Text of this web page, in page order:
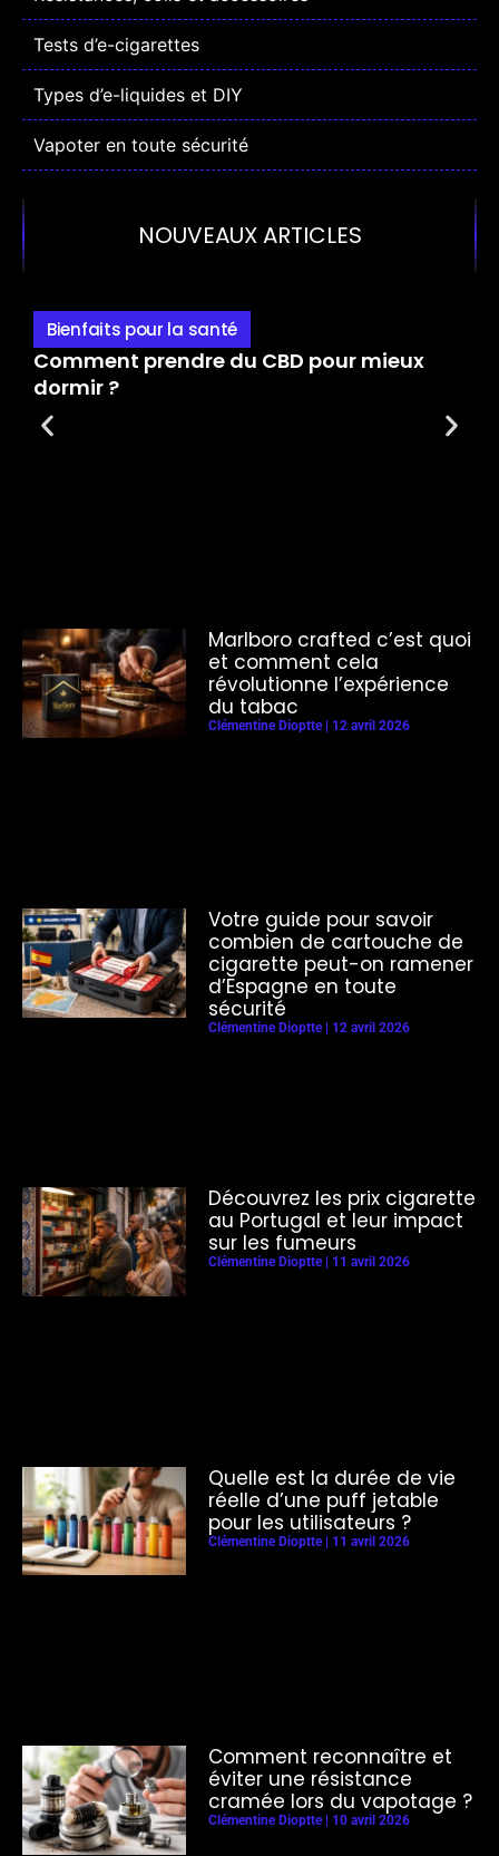
Tests d’e-cigarettes
Types d’e-liquides et DIY
Vapoter en toute sécurité
NOUVEAUX ARTICLES
Bienfaits pour la santé
Comment prendre du CBD pour mieux
dormir ?
Marlboro crafted c’est quoi
et comment cela
révolutionne l’expérience
du tabac
Clémentine Dioptte 12 avril 2026
Votre guide pour savoir
combien de cartouche de
cigarette peut-on ramener
d’Espagne en toute
sécurité
Clémentine Dioptte 12 avril 2026
Découvrez les prix cigarette
au Portugal et leur impact
sur les fumeurs
Clémentine Dioptte 11 avril 2026
Quelle est la durée de vie
réelle d’une puff jetable
pour les utilisateurs ?
Clémentine Dioptte 11 avril 2026
Comment reconnaître et
éviter une résistance
cramée lors du vapotage ?
Clémentine Dioptte 10 avril 2026